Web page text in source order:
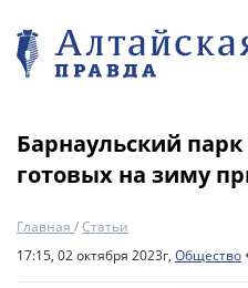
Барнаульский
готовых на зиму
Главная /Статьи
17:15, 02 октября 2023г, Общество